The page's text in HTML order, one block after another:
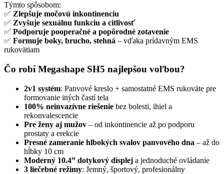
Týmto spôsobom:
✅ Zlepšuje močovú inkontinenciu
✅ Zvyšuje sexuálnu funkciu a citlivosť
✅ Podporuje pooperačné a popôrodné zotavenie
✅ Formuje boky, brucho, stehná – vďaka prídavným EMS
rukovätiam
Čo robí Megashape SH5 najlepšou voľbou?
2v1 systém: Panvové kreslo + samostatné EMS rukoväte pre
formovanie iných častí tela
100% neinvazívne riešenie bez bolesti, ihiel a
rekonvalescencie
Pre ženy aj mužov – od inkontinencie až po podporu
prostaty a erekcie
Presné zameranie hlbokých svalov panvového dna – až do
hĺbky 10 cm
Moderný 10.4” dotykový displej a jednoduché ovládanie
3 liečebné režimy: Jemný, športový, profesionálny